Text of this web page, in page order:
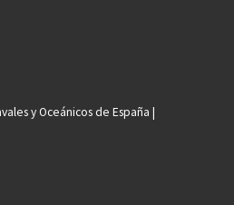
y Oceánicos de España |